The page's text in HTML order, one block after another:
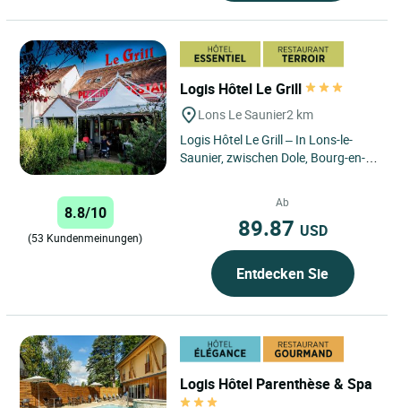
Logis Hôtel Le Grill
Lons Le Saunier2 km
Logis Hôtel Le Grill – In Lons-le-
Saunier, zwischen Dole, Bourg-en-
8.8/10
(53 Kundenmeinungen)
Ab
89.87 USD
Entdecken Sie
Logis Hôtel Parenthèse & Spa